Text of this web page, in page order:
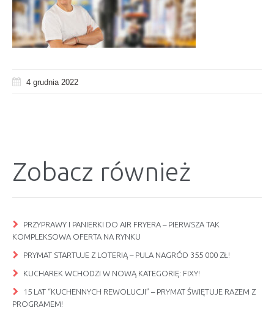
4 grudnia 2022
Zobacz również
PRZYPRAWY I PANIERKI DO AIR FRYERA – PIERWSZA TAK
KOMPLEKSOWA OFERTA NA RYNKU
PRYMAT STARTUJE Z LOTERIĄ – PULA NAGRÓD 355 000 ZŁ!
KUCHAREK WCHODZI W NOWĄ KATEGORIĘ: FIXY!
15 LAT “KUCHENNYCH REWOLUCJI” – PRYMAT ŚWIĘTUJE RAZEM Z
PROGRAMEM!